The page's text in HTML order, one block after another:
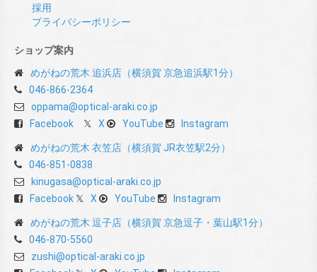
採用
プライバシーポリシー
ショップ案内
めがねの荒木 追浜店（横須賀 京急追浜駅1分）
046-866-2364
oppama@optical-araki.co.jp
Facebook
X YouTube Instagram
めがねの荒木 衣笠店（横須賀 JR衣笠駅2分）
046-851-0838
kinugasa@optical-araki.co.jp
Facebook
X YouTube Instagram
めがねの荒木 逗子店（横須賀 京急逗子・葉山駅1分）
046-870-5560
zushi@optical-araki.co.jp